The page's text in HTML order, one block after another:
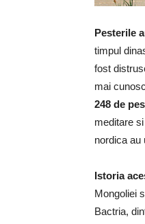
Pesterile
timpul
fost
mai
248 de
meditare
nordica au
Istoria
Mongoliei
Bactria,